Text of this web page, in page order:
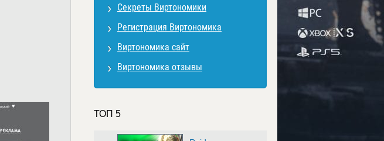
Секреты Виртономики
Регистрация Виртономика
Виртономика сайт
Виртономика отзывы
ТОП 5